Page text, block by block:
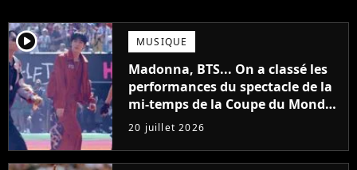
player2 MUSIQUE
Madonna, BTS... On a classé les
performances du spectacle de la
mi-temps de la Coupe du Monde,
de la pire à la meilleure
20 juillet 2026